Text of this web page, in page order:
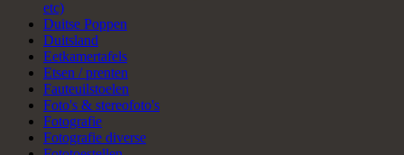
etc)
Duitse Poppen
Duitsland
Eetkamertafels
Etsen / prenten
Fauteuilstoelen
Foto's & stereofoto's
Fotografie
Fotografie diverse